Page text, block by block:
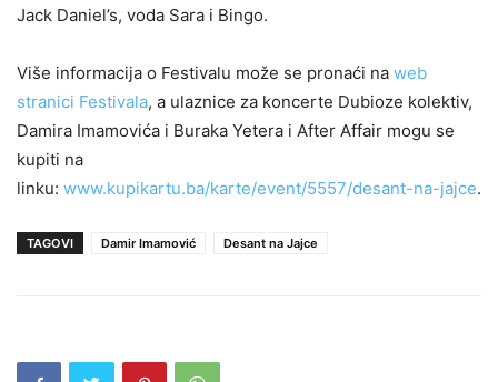
Jack Daniel’s, voda Sara i Bingo.
Više informacija o Festivalu može se pronaći na web
stranici Festivala, a ulaznice za koncerte Dubioze kolektiv,
Damira Imamovića i Buraka Yetera i After Affair mogu se
kupiti na
linku: www.kupikartu.ba/karte/event/5557/desant-na-jajce.
TAGOVI Damir Imamović Desant na Jajce